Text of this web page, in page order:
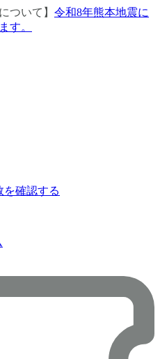
ついて】 令和8年熊本地震に
す。
を確認する